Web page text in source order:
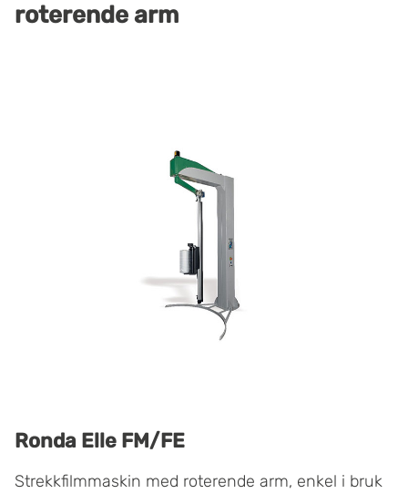
roterende arm
Ronda Elle FM/FE
Strekkfilmmaskin med roterende arm, enkel i bruk